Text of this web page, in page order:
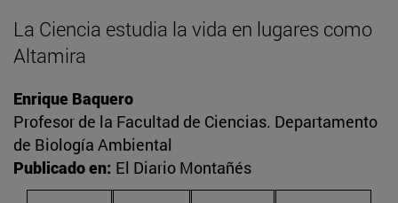
La Ciencia estudia la vida en lugares como
Altamira
Enrique Baquero
Profesor de la Facultad de Ciencias. Departamento
de Biología Ambiental
Publicado en: El Diario Montañés